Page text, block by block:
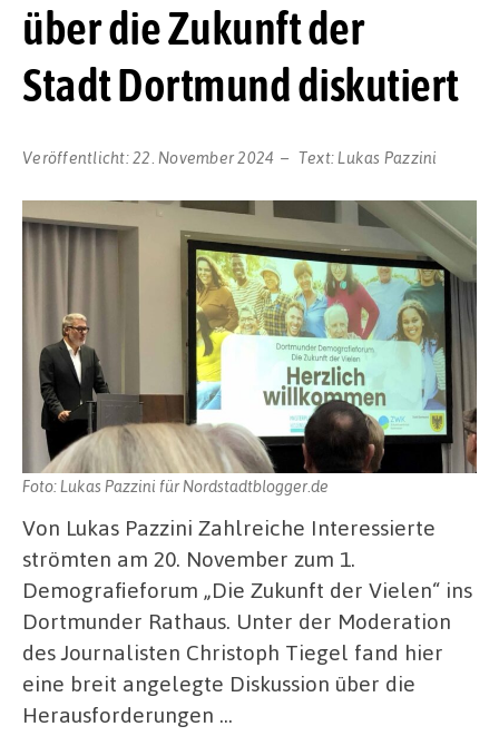
über die Zukunft der
Stadt Dortmund diskutiert
Veröffentlicht:22. November 2024 Text:Lukas Pazzini
Foto: Lukas Pazzini für Nordstadtblogger.de
Von Lukas Pazzini Zahlreiche Interessierte
strömten am 20. November zum 1.
Demografieforum „Die Zukunft der Vielen“ ins
Dortmunder Rathaus. Unter der Moderation
des Journalisten Christoph Tiegel fand hier
eine breit angelegte Diskussion über die
Herausforderungen …